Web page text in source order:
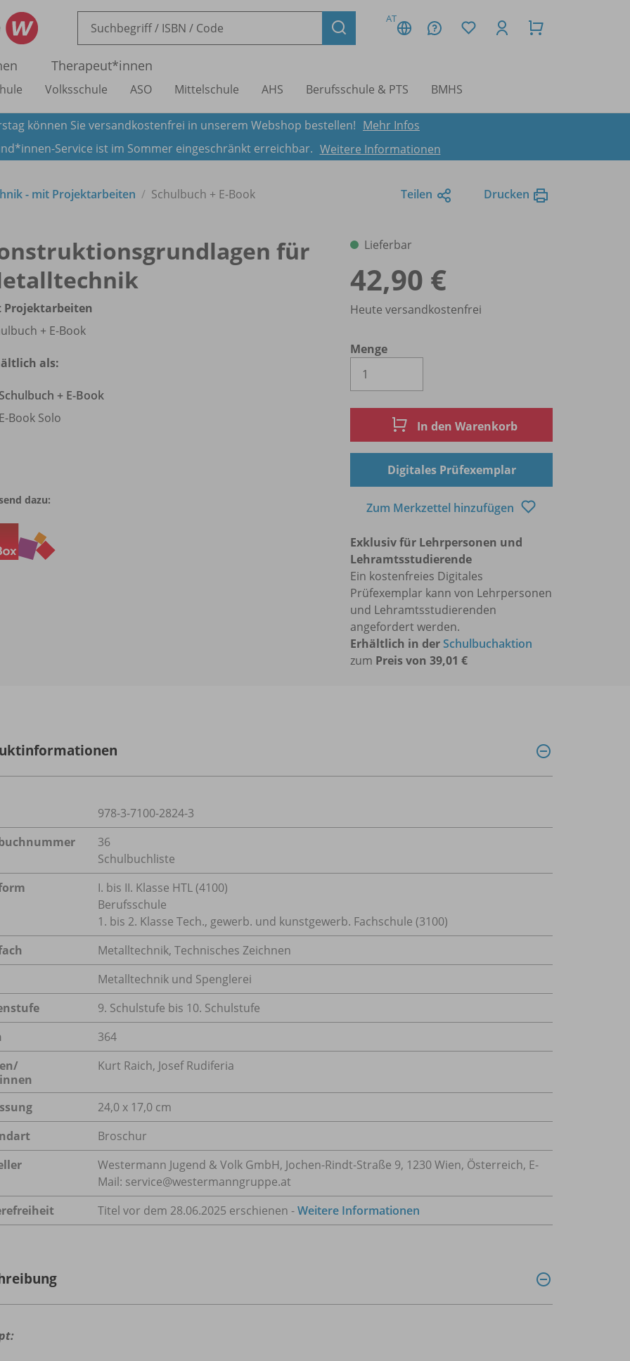
AT
Therapeut*innen
Volksschule ASO Mittelschule AHS Berufsschule & PTS BMHS
können Sie versandkostenfrei in unserem Webshop bestellen! Mehr Infos
Service ist im Sommer eingeschränkt erreichbar. Weitere Informationen
- mit Projektarbeiten Schulbuch + E-Book Teilen Drucken
für
Projektarbeiten
+ E-Book
als:
Schulbuch + E-Book
E-Book Solo
dazu:
Lieferbar
42,90 €
Menge
Heute versandkostenfrei
In den Warenkorb
Digitales Prüfexemplar
Zum Merkzettel hinzufügen
Exklusiv für Lehrpersonen und
Lehramtsstudierende
Ein kostenfreies Digitales
Prüfexemplar kann von Lehrpersonen
und Lehramtsstudierenden
angefordert werden.
Erhältlich in derSchulbuchaktion
zum Preis von 39,01 €
978-3-7100-2824-3
36
Schulbuchliste
I. bis II. Klasse HTL (4100)
Berufsschule
1. bis 2. Klasse Tech., gewerb. und kunstgewerb. Fachschule (3100)
Metalltechnik, Technisches Zeichnen
Metalltechnik und Spenglerei
9. Schulstufe bis 10. Schulstufe
364
Kurt Raich, Josef Rudiferia
24,0 x 17,0 cm
Broschur
Westermann Jugend & Volk GmbH, Jochen-Rindt-Straße 9, 1230 Wien, Österreich, E-
Mail: service@westermanngruppe.at
Titel vor dem 28.06.2025 erschienen -Weitere Informationen